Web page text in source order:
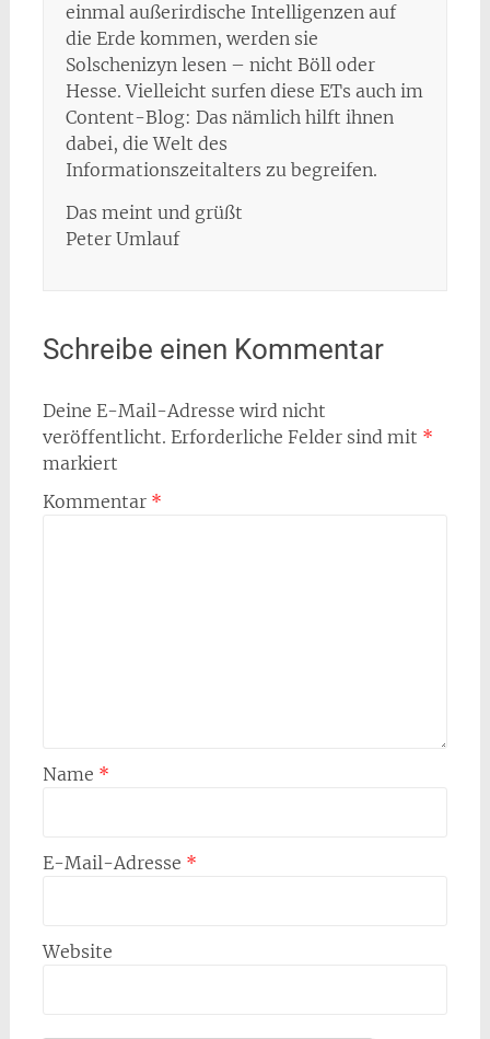
einmal außerirdische Intelligenzen auf
die Erde kommen, werden sie
Solschenizyn lesen – nicht Böll oder
Hesse. Vielleicht surfen diese ETs auch im
Content-Blog: Das nämlich hilft ihnen
dabei, die Welt des
Informationszeitalters zu begreifen.
Das meint und grüßt
Peter Umlauf
Schreibe einen Kommentar
Deine E-Mail-Adresse wird nicht
veröffentlicht. Erforderliche Felder sind mit *
markiert
Kommentar *
Name *
E-Mail-Adresse *
Website